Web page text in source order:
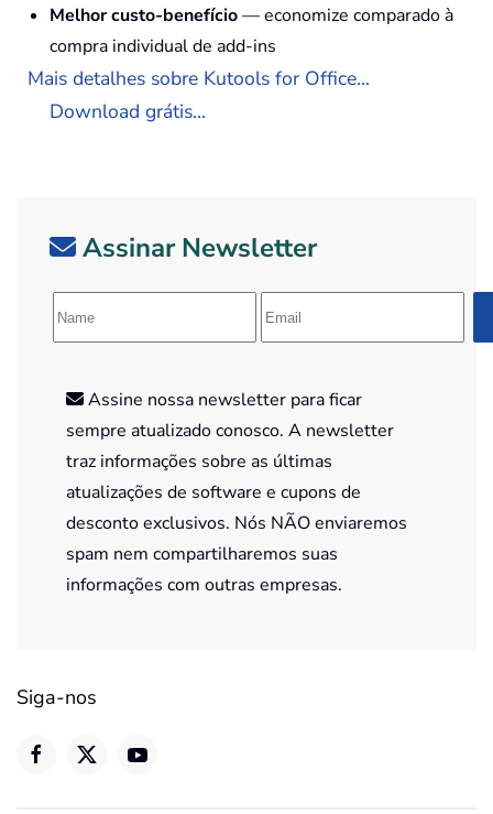
Melhor custo-benefício— economize comparado à
compra individual de add-ins
Mais detalhes sobre Kutools for Office...
Download grátis...
Assinar Newsletter
Assine nossa newsletter para ficar
sempre atualizado conosco. A newsletter
traz informações sobre as últimas
atualizações de software e cupons de
desconto exclusivos. Nós NÃO enviaremos
spam nem compartilharemos suas
informações com outras empresas.
Siga-nos